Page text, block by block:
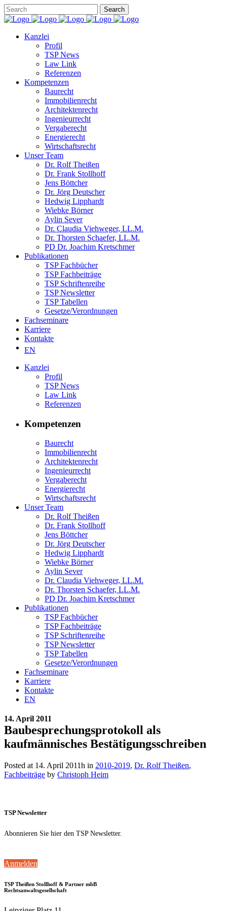
Kanzlei
Profil
TSP News
Law Link
Referenzen
Kompetenzen
Baurecht
Immobilienrecht
Architektenrecht
Ingenieurrecht
Vergaberecht
Energierecht
Wirtschaftsrecht
Unser Team
Dr. Rolf Theißen
Dr. Frank Stollhoff
Jens Böttcher
Dr. Jörg Deutscher
Hedwig Lipphardt
Wiebke Börner
Aylin Sever
Dr. Claudia Viehweger, LL.M.
Dr. Thorsten Schaefer, LL.M.
PD Dr. Joachim Kretschmer
Publikationen
TSP Fachbücher
TSP Fachbeiträge
TSP Schriftenreihe
TSP Newsletter
TSP Tabellen
Gesetze/Verordnungen
Fachseminare
Karriere
Kontakte
EN
Kanzlei
Profil
TSP News
Law Link
Referenzen
Kompetenzen
Baurecht
Immobilienrecht
Architektenrecht
Ingenieurrecht
Vergaberecht
Energierecht
Wirtschaftsrecht
Unser Team
Dr. Rolf Theißen
Dr. Frank Stollhoff
Jens Böttcher
Dr. Jörg Deutscher
Hedwig Lipphardt
Wiebke Börner
Aylin Sever
Dr. Claudia Viehweger, LL.M.
Dr. Thorsten Schaefer, LL.M.
PD Dr. Joachim Kretschmer
Publikationen
TSP Fachbücher
TSP Fachbeiträge
TSP Schriftenreihe
TSP Newsletter
TSP Tabellen
Gesetze/Verordnungen
Fachseminare
Karriere
Kontakte
EN
14. April 2011
Baubesprechungsprotokoll als
kaufmännisches Bestätigungsschreiben
Posted at 14. April 2011h in 2010-2019, Dr. Rolf Theißen,
Fachbeiträge by Christoph Heim
TSP Newsletter
Abonnieren Sie hier den TSP Newsletter.
Anmelden
TSP Theißen Stollhoff & Partner mbB
Rechtsanwaltsgesellschaft